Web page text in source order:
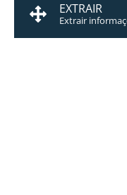
EXTRAIR
Extrair